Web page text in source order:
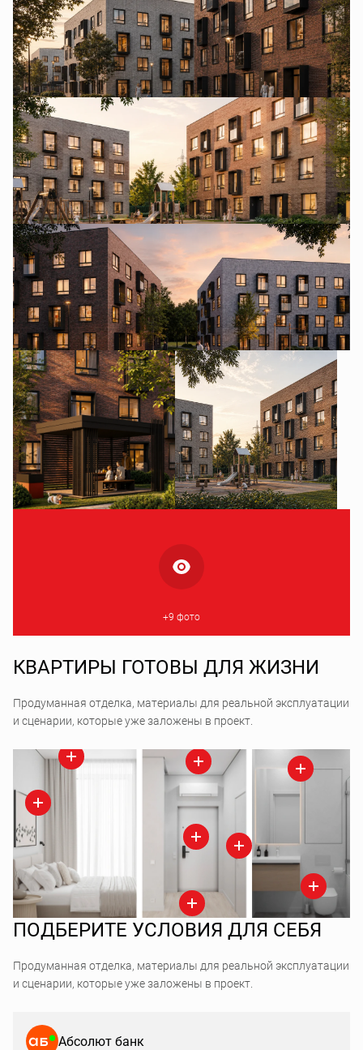
+9 фото
КВАРТИРЫ ГОТОВЫ ДЛЯ ЖИЗНИ
Продуманная отделка, материалы для реальной эксплуатации
и сценарии, которые уже заложены в проект.
ПОДБЕРИТЕ УСЛОВИЯ ДЛЯ СЕБЯ
Продуманная отделка, материалы для реальной эксплуатации
и сценарии, которые уже заложены в проект.
Абсолют банк